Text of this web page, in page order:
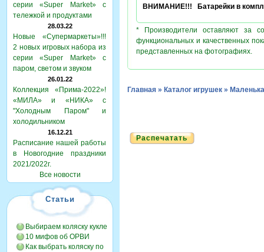
серии «Super Market» с
тележкой и продуктами
28.03.22
Новые «Супермаркеты»!!!
2 новых игровых набора из
серии «Super Market» с
паром, светом и звуком
26.01.22
Коллекция «Прима-2022»!
«МИЛА» и «НИКА» с
"Холодным Паром" и
холодильником
16.12.21
Расписание нашей работы
в Новогодние праздники
2021/2022г.
Все новости
Статьи
Выбираем коляску кукле
10 мифов об ОРВИ
Как выбрать коляску по
ВНИМАНИЕ!!! Батарейки в
* Производители оставляют за
функциональных и качественных
представленных на фотографиях.
Главная » Каталог игрушек »
Распечатать